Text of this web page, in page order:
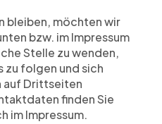
bleiben, möchten wir
bzw. im Impressum
Stelle zu wenden,
zu folgen und sich
Drittseiten
finden Sie
im Impressum.